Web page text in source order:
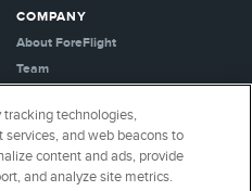
COMPANY
About ForeFlight
Team
Careers
Media Kit
Privacy Policy
tracking technologies,
and web beacons to
content and ads, provide
and analyze site metrics.